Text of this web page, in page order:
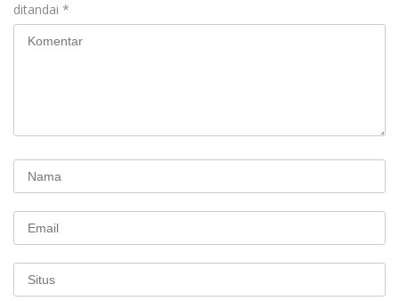
ditandai *